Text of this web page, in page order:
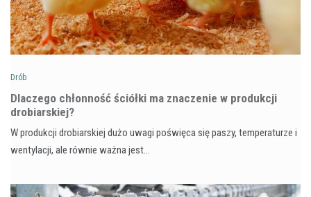
Drób
Dlaczego chłonność ściółki ma znaczenie w produkcji
drobiarskiej?
W produkcji drobiarskiej dużo uwagi poświęca się paszy, temperaturze i
wentylacji, ale równie ważna jest…